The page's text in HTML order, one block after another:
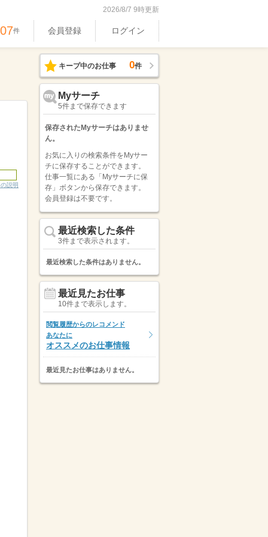
2026/8/7 9時更新
件 会員登録 ログイン
説明
キープ中のお仕事 0件
Myサーチ
5件まで保存できます
保存されたMyサーチはありませ
ん。
お気に入りの検索条件をMyサー
チに保存することができます。
仕事一覧にある「Myサーチに保
存」ボタンから保存できます。
会員登録は不要です。
最近検索した条件
3件まで表示されます。
最近検索した条件はありません。
最近見たお仕事
10件まで表示します。
閲覧履歴からのレコメンド
あなたに
オススメのお仕事情報
最近見たお仕事はありません。